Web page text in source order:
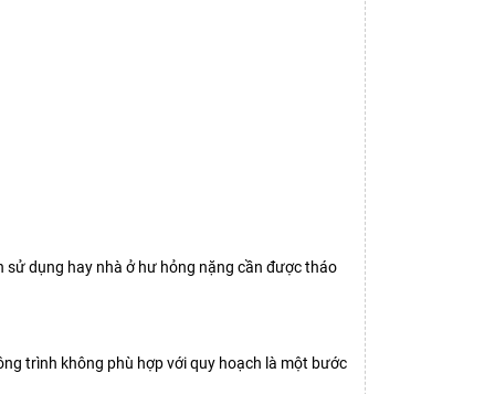
sử dụng hay nhà ở hư hỏng nặng cần được tháo
trình không phù hợp với quy hoạch là một bước